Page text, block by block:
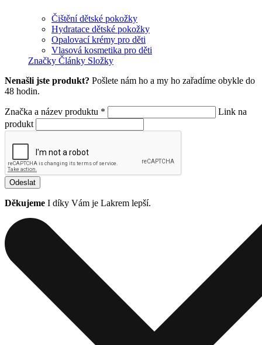
Čištění dětské pokožky
Hydratace dětské pokožky
Opalovací krémy pro děti
Vlasová kosmetika pro děti
Značky Články Složky
Nenašli jste produkt? Pošlete nám ho a my ho zařadíme obykle do
48 hodin.
Značka a název produktu *
Link na
produkt
Odeslat
Děkujeme I díky Vám je Lakrem lepší.